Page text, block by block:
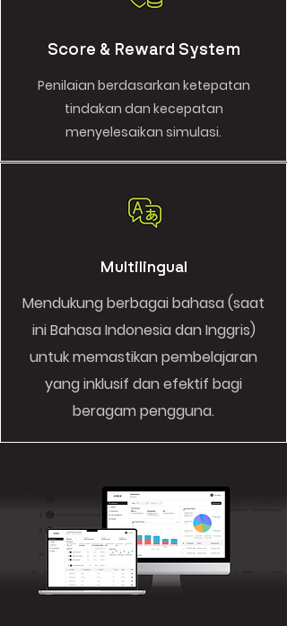
Score & Reward System
Penilaian berdasarkan ketepatan
tindakan dan kecepatan
menyelesaikan simulasi.
Multilingual
Mendukung berbagai bahasa (saat
ini Bahasa Indonesia dan Inggris)
untuk memastikan pembelajaran
yang inklusif dan efektif bagi
beragam pengguna.